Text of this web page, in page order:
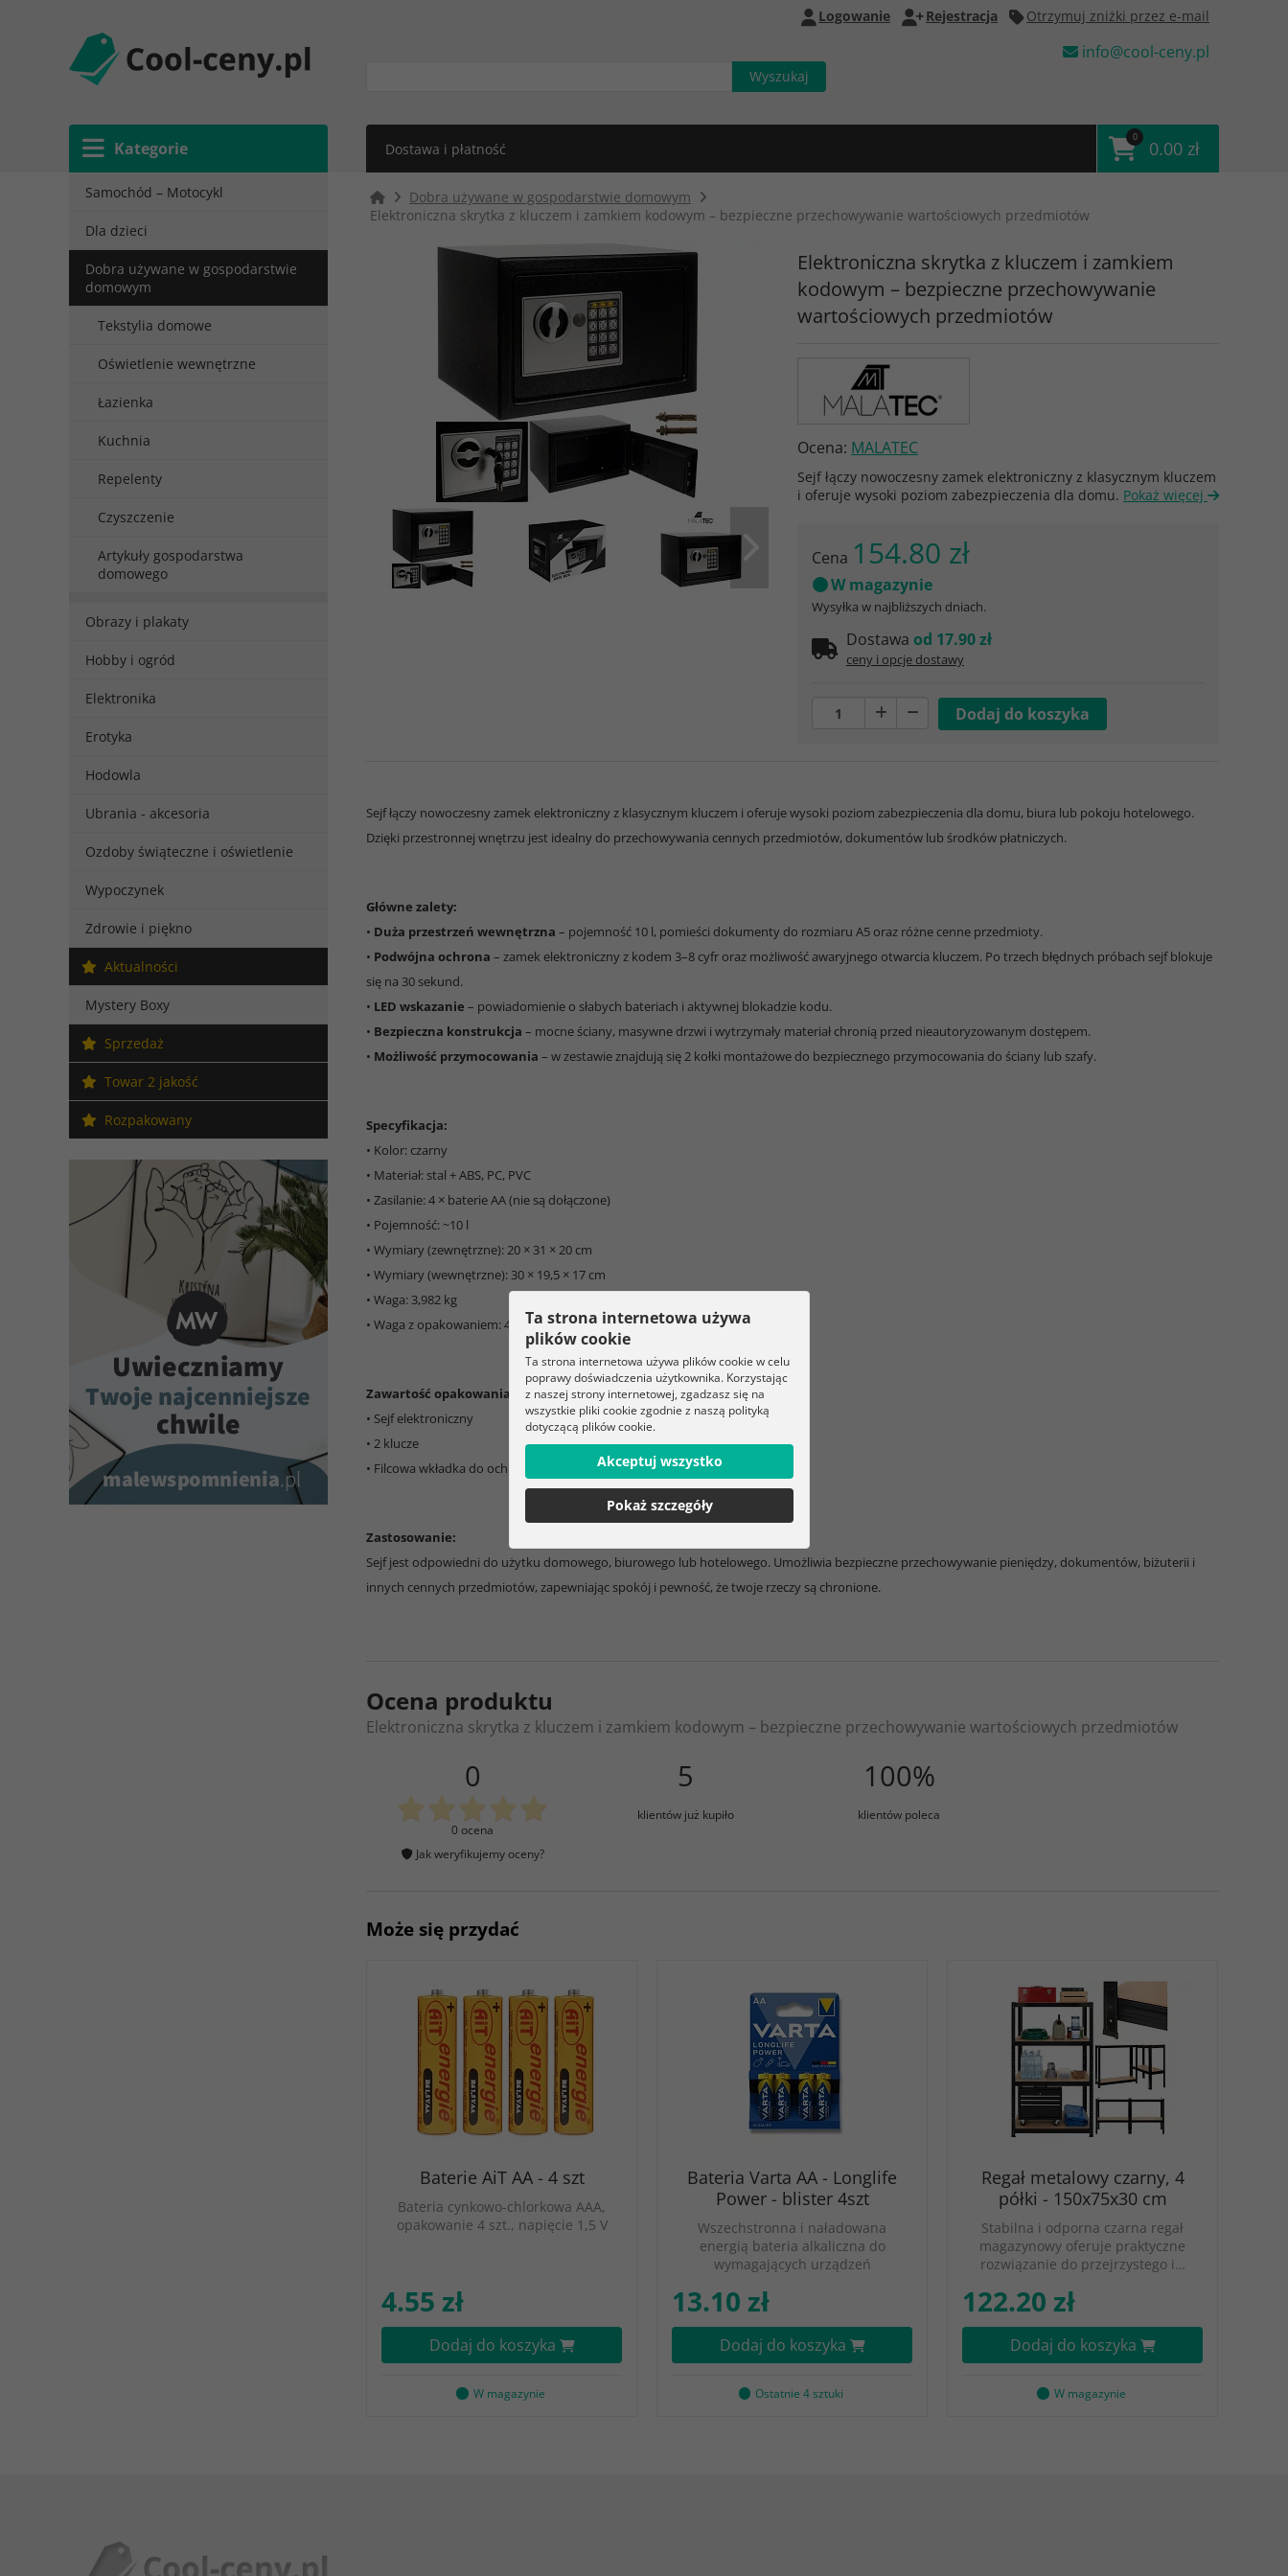
Kategorie
Logowanie Rejestracja Otrzymuj zniżki przez e-mail
info@cool-ceny.pl
Dostawa i płatność
0
0.00 zł
Samochód – Motocykl
Dla dzieci
Dobra używane w gospodarstwie
domowym
Tekstylia domowe
Oświetlenie wewnętrzne
Łazienka
Kuchnia
Repelenty
Czyszczenie
Artykuły gospodarstwa
domowego
Obrazy i plakaty
Hobby i ogród
Elektronika
Erotyka
Hodowla
Ubrania - akcesoria
Ozdoby świąteczne i oświetlenie
Wypoczynek
Zdrowie i piękno
Aktualności
Mystery Boxy
Sprzedaż
Towar 2 jakość
Rozpakowany
Dobra używane w gospodarstwie domowym
Elektroniczna skrytka z kluczem i zamkiem kodowym – bezpieczne przechowywanie wartościowych przedmiotów
Elektroniczna skrytka z kluczem i zamkiem
kodowym – bezpieczne przechowywanie
wartościowych przedmiotów
Ocena: MALATEC
Sejf łączy nowoczesny zamek elektroniczny z klasycznym kluczem
i oferuje wysoki poziom zabezpieczenia dla domu. Pokaż więcej
Cena 154.80 zł
W magazynie
Wysyłka w najbliższych dniach.
Dostawa od 17.90 zł
ceny i opcje dostawy
Sejf łączy nowoczesny zamek elektroniczny z klasycznym kluczem i oferuje wysoki poziom zabezpieczenia dla domu, biura lub pokoju hotelowego.
Dzięki przestronnej wnętrzu jest idealny do przechowywania cennych przedmiotów, dokumentów lub środków płatniczych.
Główne zalety:
• Duża przestrzeń wewnętrzna – pojemność 10 l, pomieści dokumenty do rozmiaru A5 oraz różne cenne przedmioty.
• Podwójna ochrona – zamek elektroniczny z kodem 3–8 cyfr oraz możliwość awaryjnego otwarcia kluczem. Po trzech błędnych próbach sejf blokuje
się na 30 sekund.
• LED wskazanie – powiadomienie o słabych bateriach i aktywnej blokadzie kodu.
• Bezpieczna konstrukcja – mocne ściany, masywne drzwi i wytrzymały materiał chronią przed nieautoryzowanym dostępem.
• Możliwość przymocowania – w zestawie znajdują się 2 kołki montażowe do bezpiecznego przymocowania do ściany lub szafy.
Specyfikacja:
• Kolor: czarny
• Materiał: stal + ABS, PC, PVC
• Zasilanie: 4 × baterie AA (nie są dołączone)
• Pojemność: ~10 l
• Wymiary (zewnętrzne): 20 × 31 × 20 cm
• Wymiary (wewnętrzne): 30 × 19,5 × 17 cm
• Waga: 3,982 kg
• Waga z opakowaniem: 4,728 kg
Zawartość opakowania:
• Sejf elektroniczny
• 2 klucze
• Filcowa wkładka do ochrony biżuterii
Zastosowanie:
Sejf jest odpowiedni do użytku domowego, biurowego lub hotelowego. Umożliwia bezpieczne przechowywanie pieniędzy, dokumentów, biżuterii i
innych cennych przedmiotów, zapewniając spokój i pewność, że twoje rzeczy są chronione.
Ocena produktu
Elektroniczna skrytka z kluczem i zamkiem kodowym – bezpieczne przechowywanie wartościowych przedmiotów
0
0 ocena
Jak weryfikujemy oceny?
5
klientów już kupiło
100%
klientów poleca
Może się przydać
Baterie AiT AA - 4 szt
Bateria cynkowo-chlorkowa AAA,
opakowanie 4 szt., napięcie 1,5 V
4.55 zł
Dodaj do koszyka
W magazynie
Bateria Varta AA - Longlife
Power - blister 4szt
Wszechstronna i naładowana
energią bateria alkaliczna do
wymagających urządzeń
13.10 zł
Dodaj do koszyka
Ostatnie 4 sztuki
Regał metalowy czarny, 4
półki - 150x75x30 cm
Stabilna i odporna czarna regał
magazynowy oferuje praktyczne
rozwiązanie do przejrzystego i…
122.20 zł
Dodaj do koszyka
W magazynie
Ta strona internetowa używa
plików cookie
Ta strona internetowa używa plików cookie w celu
poprawy doświadczenia użytkownika. Korzystając
z naszej strony internetowej, zgadzasz się na
wszystkie pliki cookie zgodnie z naszą polityką
dotyczącą plików cookie.
Akceptuj wszystko
Pokaż szczegóły